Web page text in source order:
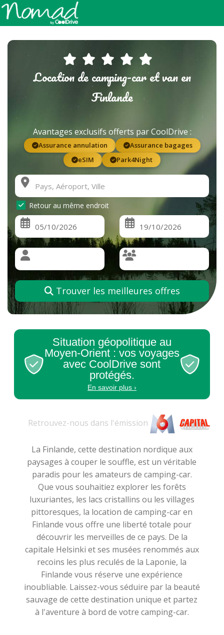
Location de camping-car et van en
Finlande
Avantages exclusifs offerts par CoolDrive :
Assurance annulation
Assurance bagages
eSIM
Park4Night
Retour au même endroit
Trouver les meilleures offres
Situation géopolitique au
Moyen-Orient : vos voyages
avec CoolDrive sont
protégés.
En savoir plus ›
Retrouvez-nous dans l'émission
La Finlande, cette destination nordique aux
paysages à couper le souffle, est un véritable
paradis pour les amateurs de camping-car.
Que vous souhaitiez explorer les forêts
luxuriantes, les lacs cristallins ou les villages
pittoresques, la location de camping-car en
Finlande vous offre une liberté totale pour
découvrir les merveilles de ce pays. De la
capitale Helsinki et ses musées renommés aux
recoins les plus reculés de la Laponie, la
Finlande vous réserve une expérience
inoubliable. Laissez-vous séduire par la beauté
sauvage de cette destination unique et partez
à l'aventure à bord de votre camping-car.